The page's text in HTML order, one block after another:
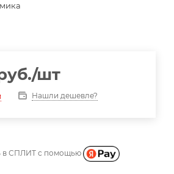
/шт
Нашли дешевле?
в СПЛИТ с помощью